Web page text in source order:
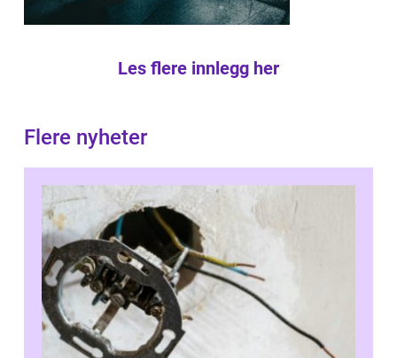
Les flere innlegg her
Flere nyheter